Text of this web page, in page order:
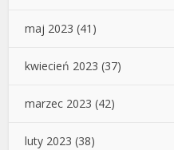
maj 2023 (41)
kwiecień 2023 (37)
marzec 2023 (42)
luty 2023 (38)